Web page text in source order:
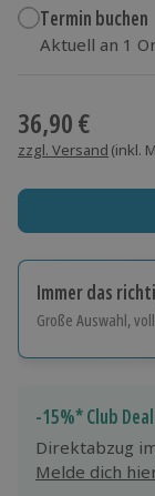
Termin buchen
Aktuell an 1
36,90 €
zzgl. Versand (inkl.
Immer das
Große Auswahl,
Jeder
Maximale
3 Jahre gültig
-15%* Club
Direktabzug
Melde dich